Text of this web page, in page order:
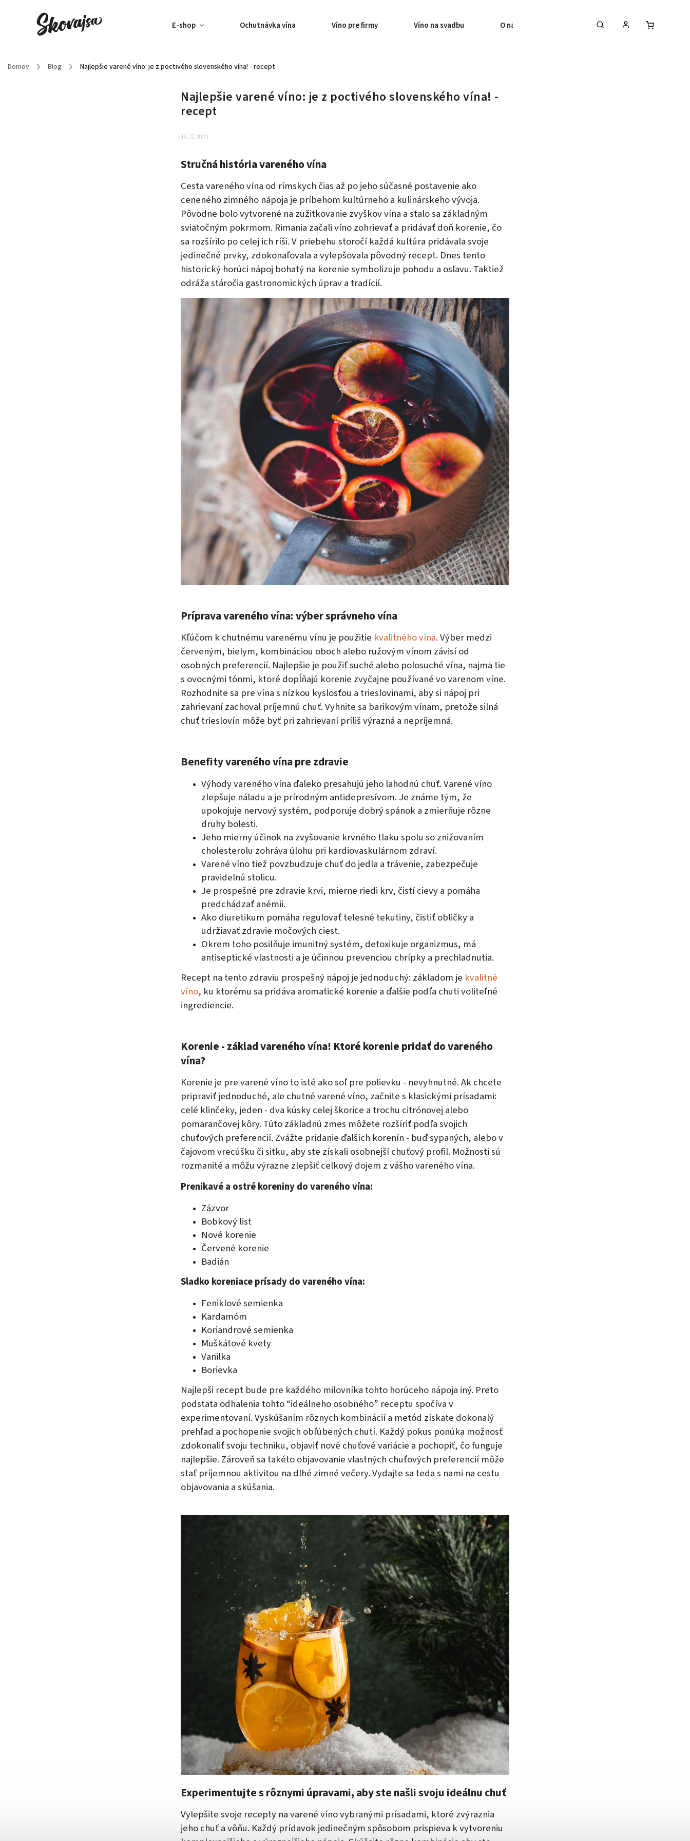
E-shop Ochutnávka vína Víno pre firmy Víno na svadbu O nás Kontakt
Domov / Blog / Najlepšie varené víno: je z poctivého slovenského vína! - recept
Najlepšie varené víno: je z poctivého slovenského vína! -
recept
18.12.2023
Stručná história vareného vína
Cesta vareného vína od rímskych čias až po jeho súčasné postavenie ako
ceneného zimného nápoja je príbehom kultúrneho a kulinárskeho vývoja.
Pôvodne bolo vytvorené na zužitkovanie zvyškov vína a stalo sa základným
sviatočným pokrmom. Rimania začali víno zohrievať a pridávať doň korenie, čo
sa rozšírilo po celej ich ríši. V priebehu storočí každá kultúra pridávala svoje
jedinečné prvky, zdokonaľovala a vylepšovala pôvodný recept. Dnes tento
historický horúci nápoj bohatý na korenie symbolizuje pohodu a oslavu. Taktiež
odráža stáročia gastronomických úprav a tradícií.
Príprava vareného vína: výber správneho vína
Kľúčom k chutnému varenému vínu je použitie kvalitného vína. Výber medzi
červeným, bielym, kombináciou oboch alebo ružovým vínom závisí od
osobných preferencií. Najlepšie je použiť suché alebo polosuché vína, najmä tie
s ovocnými tónmi, ktoré dopĺňajú korenie zvyčajne používané vo varenom víne.
Rozhodnite sa pre vína s nízkou kyslosťou a trieslovinami, aby si nápoj pri
zahrievaní zachoval príjemnú chuť. Vyhnite sa barikovým vínam, pretože silná
chuť trieslovín môže byť pri zahrievaní príliš výrazná a nepríjemná.
Benefity vareného vína pre zdravie
Výhody vareného vína ďaleko presahujú jeho lahodnú chuť. Varené víno
zlepšuje náladu a je prírodným antidepresívom. Je známe tým, že
upokojuje nervový systém, podporuje dobrý spánok a zmierňuje rôzne
druhy bolesti.
Jeho mierny účinok na zvyšovanie krvného tlaku spolu so znižovaním
cholesterolu zohráva úlohu pri kardiovaskulárnom zdraví.
Varené víno tiež povzbudzuje chuť do jedla a trávenie, zabezpečuje
pravidelnú stolicu.
Je prospešné pre zdravie krvi, mierne riedi krv, čistí cievy a pomáha
predchádzať anémii.
Ako diuretikum pomáha regulovať telesné tekutiny, čistiť obličky a
udržiavať zdravie močových ciest.
Okrem toho posilňuje imunitný systém, detoxikuje organizmus, má
antiseptické vlastnosti a je účinnou prevenciou chrípky a prechladnutia.
Recept na tento zdraviu prospešný nápoj je jednoduchý: základom je kvalitné
víno, ku ktorému sa pridáva aromatické korenie a ďalšie podľa chuti voliteľné
ingrediencie.
Korenie - základ vareného vína! Ktoré korenie pridať do vareného
vína?
Korenie je pre varené víno to isté ako soľ pre polievku - nevyhnutné. Ak chcete
pripraviť jednoduché, ale chutné varené víno, začnite s klasickými prísadami:
celé klinčeky, jeden - dva kúsky celej škorice a trochu citrónovej alebo
pomarančovej kôry. Túto základnú zmes môžete rozšíriť podľa svojich
chuťových preferencií. Zvážte pridanie ďalších korenín - buď sypaných, alebo v
čajovom vrecúšku či sitku, aby ste získali osobnejší chuťový profil. Možnosti sú
rozmanité a môžu výrazne zlepšiť celkový dojem z vášho vareného vína.
Prenikavé a ostré koreniny do vareného vína:
Zázvor
Bobkový list
Nové korenie
Červené korenie
Badián
Sladko koreniace prísady do vareného vína:
Feniklové semienka
Kardamóm
Koriandrové semienka
Muškátové kvety
Vanilka
Borievka
Najlepši recept bude pre každého milovníka tohto horúceho nápoja iný. Preto
podstata odhalenia tohto “ideálneho osobného” receptu spočíva v
experimentovaní. Vyskúšaním rôznych kombinácií a metód získate dokonalý
prehľad a pochopenie svojich obľúbených chutí. Každý pokus ponúka možnosť
zdokonaliť svoju techniku, objaviť nové chuťové variácie a pochopiť, čo funguje
najlepšie. Zároveň sa takéto objavovanie vlastných chuťových preferencií môže
stať príjemnou aktivitou na dlhé zimné večery. Vydajte sa teda s nami na cestu
objavovania a skúšania.
Experimentujte s rôznymi úpravami, aby ste našli svoju ideálnu chuť
Vylepšite svoje recepty na varené víno vybranými prísadami, ktoré zvýraznia
jeho chuť a vôňu. Každý prídavok jedinečným spôsobom prispieva k vytvoreniu